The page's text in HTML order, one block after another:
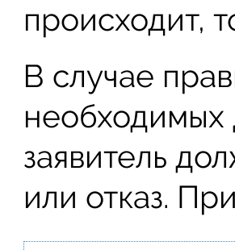
происходит,
В случае
необходимых
заявитель
или отказ.